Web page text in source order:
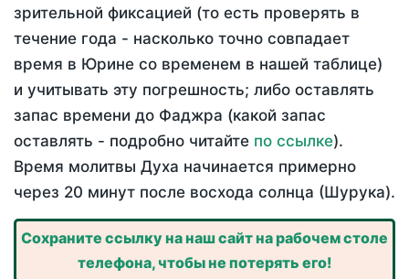
зрительной фиксацией (то есть проверять в
течение года - насколько точно совпадает
время в Юрине со временем в нашей таблице)
и учитывать эту погрешность; либо оставлять
запас времени до Фаджра (какой запас
оставлять - подробно читайте по ссылке).
Время молитвы Духа начинается примерно
через 20 минут после восхода солнца (Шурука).
Сохраните ссылку на наш сайт на рабочем столе
телефона, чтобы не потерять его!